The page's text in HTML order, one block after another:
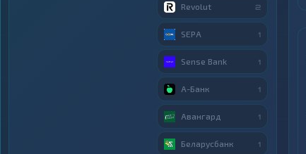
Revolut 2
SEPA 1
Sense Bank 1
А-Банк 1
Авангард 1
Беларусбанк 1